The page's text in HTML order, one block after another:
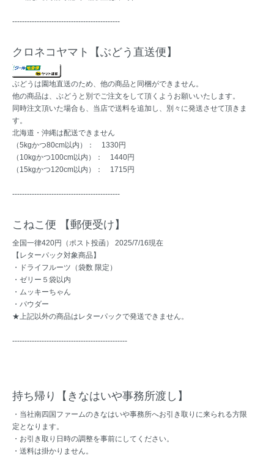
--------------------------------------------
クロネコヤマト【ぶどう直送便】
ぶどうは園地直送のため、他の商品と同梱ができません。
他の商品は、ぶどうと別でご注文をして頂くようお願いいたします。
同時注文頂いた場合も、当店で送料を追加し、別々に発送させて頂きま
す。
北海道・沖縄は配送できません
（5kgかつ80cm以内）： 1330円
（10kgかつ100cm以内）： 1440円
（15kgかつ120cm以内）： 1715円
--------------------------------------------
こねこ便 【郵便受け】
全国一律420円（ポスト投函） 2025/7/16現在
【レターパック対象商品】
・ドライフルーツ（袋数 限定）
・ゼリー５袋以内
・ムッキーちゃん
・パウダー
★上記以外の商品はレターパックで発送できません。
-----------------------------------------------
持ち帰り【きなはいや事務所渡し】
・当社南四国ファームのきなはいや事務所へお引き取りに来られる方限
定となります。
・お引き取り日時の調整を事前にしてください。
・送料は掛かりません。